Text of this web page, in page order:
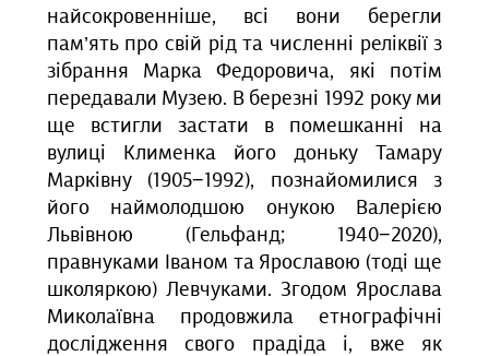
найсокровенніше, всі вони берегли
пам’ять про свій рід та численні реліквії з
зібрання Марка Федоровича, які потім
передавали Музею. В березні 1992 року ми
ще встигли застати в помешканні на
вулиці Клименка його доньку Тамару
Марківну (1905−1992), познайомилися з
його наймолодшою онукою Валерією
Львівною (Гельфанд; 1940−2020),
правнуками Іваном та Ярославою (тоді ще
школяркою) Левчуками. Згодом Ярослава
Миколаївна продовжила етнографічні
дослідження свого прадіда і, вже як